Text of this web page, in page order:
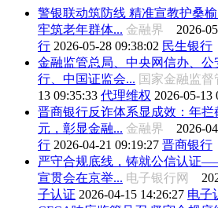
警银联动筑防线 精准宣教护桑
牢筑老年群体... 金融界 2026-
行 2026-05-28 09:38:02 民生银行
金融监管总局、中央网信办、公
行、中国证监会... 国家金融监
13 09:35:33 代理维权 2026-05-13
晋商银行反诈体系显成效：年拦
元，彰显金融... 金融界 2026-
行 2026-04-21 09:19:27 晋商银行
严守合规底线，铸就公信认证
宣贯会在京举... 电子银行网
子认证 2026-04-15 14:26:27 电子